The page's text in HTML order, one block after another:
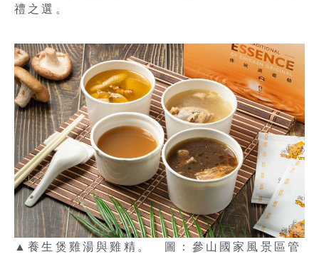
禮之選。
▲養生煲雞湯與雞精。 圖：參山國家風景區管